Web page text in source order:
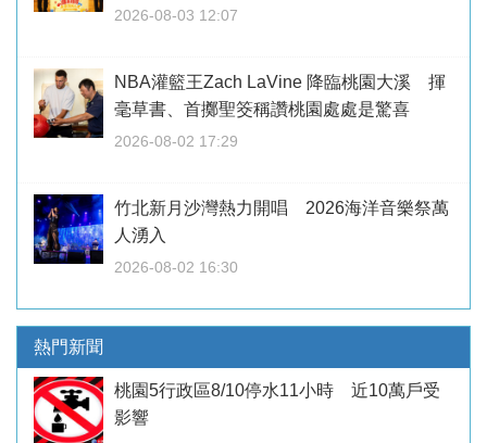
2026-08-03 12:07
NBA灌籃王Zach LaVine 降臨桃園大溪 揮
毫草書、首擲聖筊稱讚桃園處處是驚喜
2026-08-02 17:29
竹北新月沙灣熱力開唱 2026海洋音樂祭萬
人湧入
2026-08-02 16:30
熱門新聞
桃園5行政區8/10停水11小時 近10萬戶受
影響